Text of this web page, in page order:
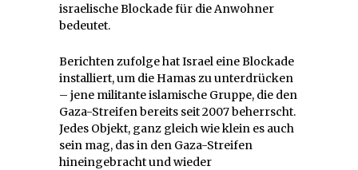
israelische Blockade für die Anwohner
bedeutet.
Berichten zufolge hat Israel eine Blockade
installiert, um die Hamas zu unterdrücken
– jene militante islamische Gruppe, die den
Gaza-Streifen bereits seit 2007 beherrscht.
Jedes Objekt, ganz gleich wie klein es auch
sein mag, das in den Gaza-Streifen
hineingebracht und wieder